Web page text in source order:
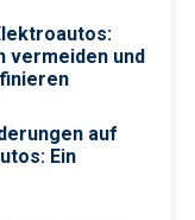
vermeiden und
auf
Ein